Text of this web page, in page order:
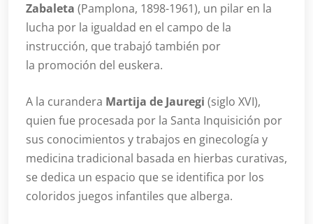
Zabaleta (Pamplona, 1898-1961), un pilar en la
lucha por la igualdad en el campo de la
instrucción, que trabajó también por
la promoción del euskera.
A la curandera Martija de Jauregi (siglo XVI),
quien fue procesada por la Santa Inquisición por
sus conocimientos y trabajos en ginecología y
medicina tradicional basada en hierbas curativas,
se dedica un espacio que se identifica por los
coloridos juegos infantiles que alberga.